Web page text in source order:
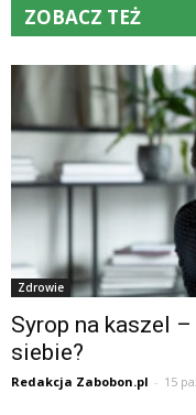
ZOBACZ TEŻ
Zdrowie
Syrop na kaszel
siebie?
Redakcja Zabobon.pl - 15